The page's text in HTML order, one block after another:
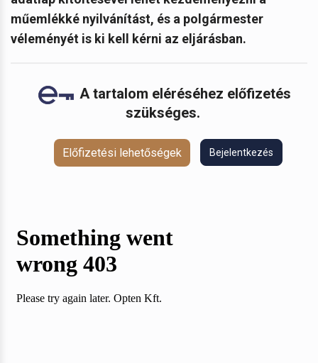
műemlékké nyilvánítást, és a polgármester
véleményét is ki kell kérni az eljárásban.
A tartalom eléréséhez előfizetés
szükséges.
Előfizetési lehetőségek Bejelentkezés